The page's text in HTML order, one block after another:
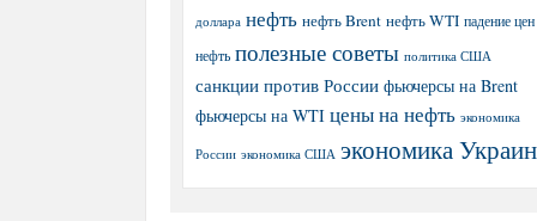
доллара нефть нефть Brent нефть WTI падение
нефть полезные советы политика США
санкции против России фьючерсы на Brent
фьючерсы на WTI цены на нефть экономика
России экономика США экономика